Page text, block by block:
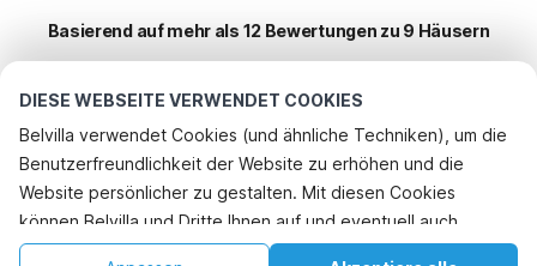
DIESE WEBSEITE VERWENDET COOKIES
Belvilla verwendet Cookies (und ähnliche Techniken), um die
Benutzerfreundlichkeit der Website zu erhöhen und die
Website persönlicher zu gestalten. Mit diesen Cookies
können Belvilla und Dritte Ihnen auf und eventuell auch
außerhalb unserer Website folgen, um Werbung Ihren
Basierend auf mehr als 12 Bewertungen zu 9 Häusern
Beliebteste Reiseziele für Urlaub
Top-Städte mit Top-Annehmlichkeiten für den Urlaub
Kinderfreundliche Ferienunterkünfte montopoli-in-sabina
Kinderfreundliche Ferienunterkünfte montopoli-in-sabina
Beliebte Ausstattungen für Urlaub in Castel-madama
Kinderfreundliche Ferienunterkünfte